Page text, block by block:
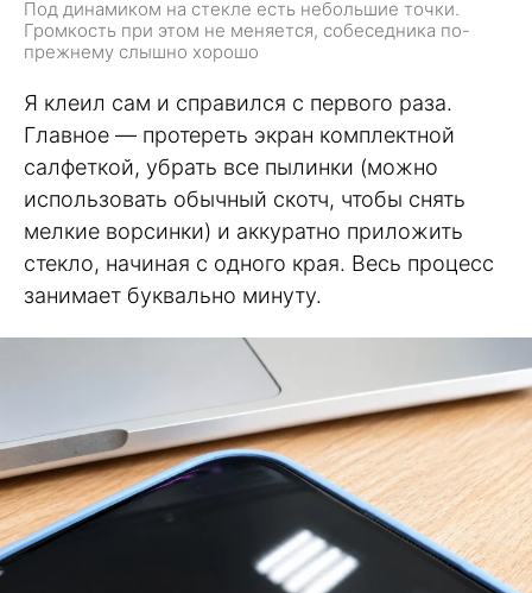
Под динамиком на стекле есть небольшие точки.
Громкость при этом не меняется, собеседника по-
прежнему слышно хорошо
Я клеил сам и справился с первого раза.
Главное — протереть экран комплектной
салфеткой, убрать все пылинки (можно
использовать обычный скотч, чтобы снять
мелкие ворсинки) и аккуратно приложить
стекло, начиная с одного края. Весь процесс
занимает буквально минуту.